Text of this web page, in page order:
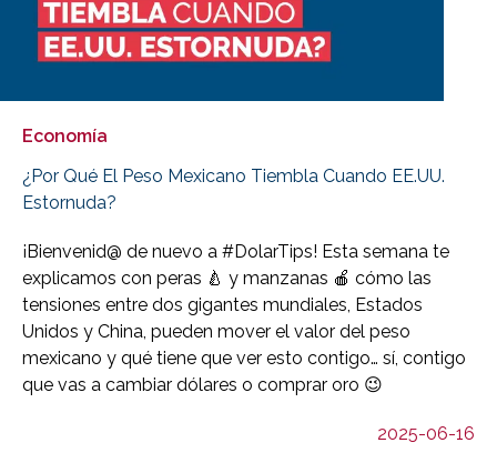
Economía
¿Por Qué El Peso Mexicano Tiembla Cuando EE.UU.
Estornuda?
¡Bienvenid@ de nuevo a #DolarTips! Esta semana te
explicamos con peras 🍐 y manzanas 🍎 cómo las
tensiones entre dos gigantes mundiales, Estados
Unidos y China, pueden mover el valor del peso
mexicano y qué tiene que ver esto contigo… sí, contigo
que vas a cambiar dólares o comprar oro 😉
2025-06-16